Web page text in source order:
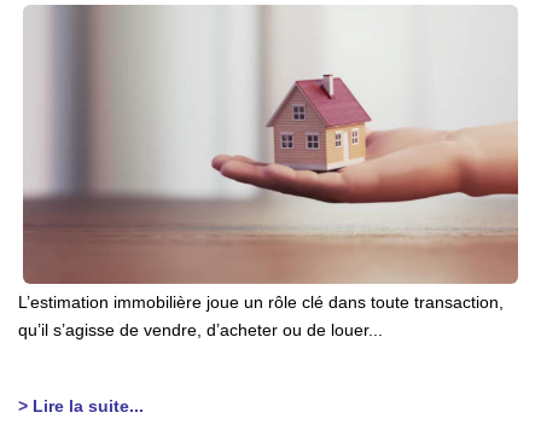
L’estimation immobilière joue un rôle clé dans toute transaction,
qu’il s’agisse de vendre, d’acheter ou de louer...
> Lire la suite...